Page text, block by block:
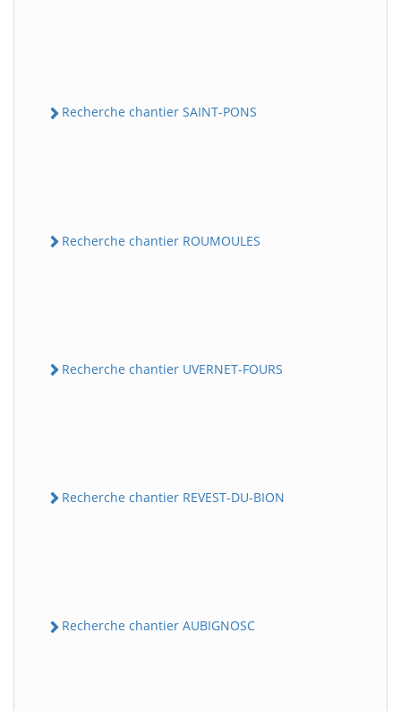
Recherche chantier SAINT-PONS
Recherche chantier ROUMOULES
Recherche chantier UVERNET-FOURS
Recherche chantier REVEST-DU-BION
Recherche chantier AUBIGNOSC